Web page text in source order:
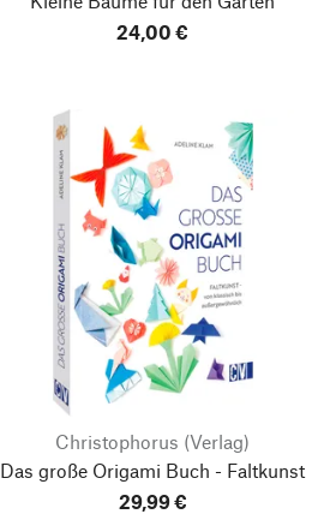
24,00 €
Christophorus (Verlag)
Das große Origami Buch - Faltkunst
29,99 €